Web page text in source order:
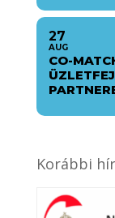
27
AUG
CO-
Korábbi